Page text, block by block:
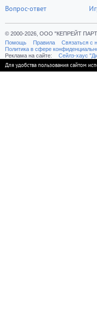
Вопрос-ответ
© 2000-2026, ООО "КЕПРЕЙТ
Помощь
Правила Связаться с
Политика в сфере
Реклама на сайте:
Cейлз-хаус
Для удобства пользования сайтом